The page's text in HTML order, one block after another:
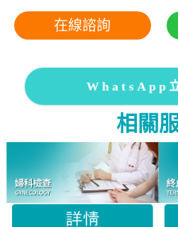
在線諮詢
WhatsApp
相關